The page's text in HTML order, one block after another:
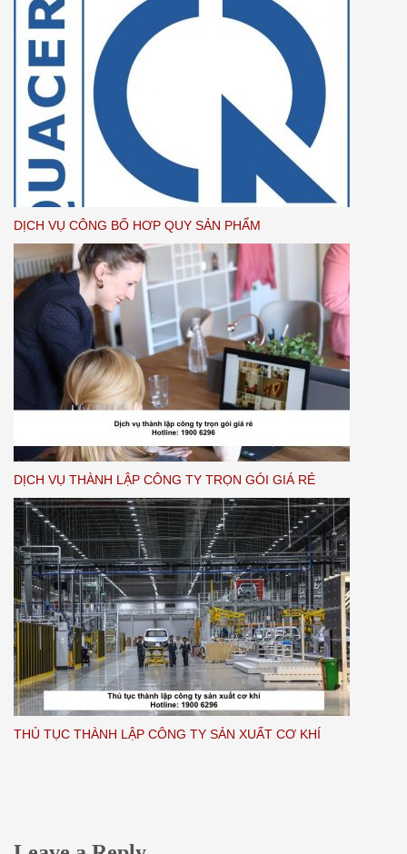
DỊCH VỤ CÔNG BỐ HƠP QUY SẢN PHẨM
DỊCH VỤ THÀNH LẬP CÔNG TY TRỌN GÓI GIÁ RẺ
THỦ TỤC THÀNH LẬP CÔNG TY SẢN XUẤT CƠ KHÍ